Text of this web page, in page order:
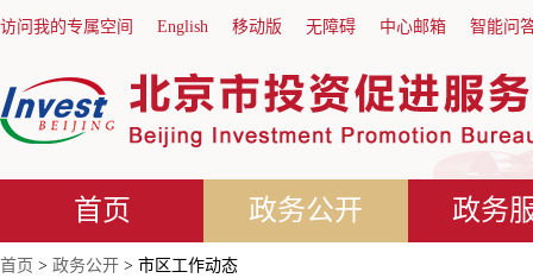
访问我的专属空间 English 移动版 无障碍 中心邮箱 智能问
首页 政务公开 政务
首页 > 政务公开 > 市区工作动态